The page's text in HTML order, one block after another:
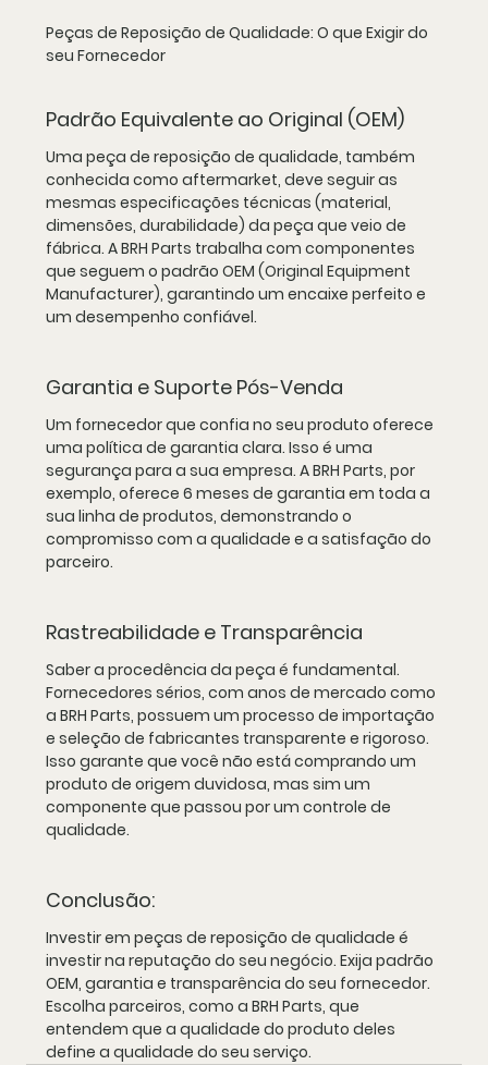
Peças de Reposição de Qualidade: O que Exigir do
seu Fornecedor
Padrão Equivalente ao Original (OEM)
Uma peça de reposição de qualidade, também
conhecida como aftermarket, deve seguir as
mesmas especificações técnicas (material,
dimensões, durabilidade) da peça que veio de
fábrica. A BRH Parts trabalha com componentes
que seguem o padrão OEM (Original Equipment
Manufacturer), garantindo um encaixe perfeito e
um desempenho confiável.
Garantia e Suporte Pós-Venda
Um fornecedor que confia no seu produto oferece
uma política de garantia clara. Isso é uma
segurança para a sua empresa. A BRH Parts, por
exemplo, oferece 6 meses de garantia em toda a
sua linha de produtos, demonstrando o
compromisso com a qualidade e a satisfação do
parceiro.
Rastreabilidade e Transparência
Saber a procedência da peça é fundamental.
Fornecedores sérios, com anos de mercado como
a BRH Parts, possuem um processo de importação
e seleção de fabricantes transparente e rigoroso.
Isso garante que você não está comprando um
produto de origem duvidosa, mas sim um
componente que passou por um controle de
qualidade.
Conclusão:
Investir em peças de reposição de qualidade é
investir na reputação do seu negócio. Exija padrão
OEM, garantia e transparência do seu fornecedor.
Escolha parceiros, como a BRH Parts, que
entendem que a qualidade do produto deles
define a qualidade do seu serviço.